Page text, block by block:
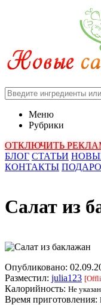
Меню
Рубрики
ОТКЛЮЧИТЬ
БЛОГ СТАТЬИ
КОНТАКТЫ
Салат из
Опубликовано:
Разместил: julia123
Калорийность: Не
Время приготовления: